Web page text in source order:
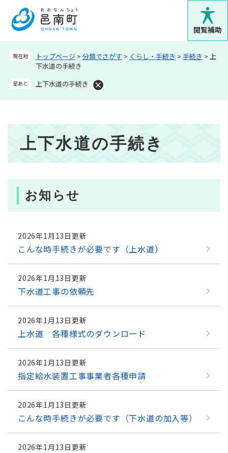
メニューを飛ばして本文へ
閲覧補助
現在地 トップページ > 分類でさがす > くらし・手続き > 手続き > 上
下水道の手続き
足あと 上下水道の手続き
上下水道の手続き
お知らせ
2026年1月13日更新
こんな時手続きが必要です（上水道）
2026年1月13日更新
下水道工事の依頼先
2026年1月13日更新
上水道 各種様式のダウンロード
2026年1月13日更新
指定給水装置工事事業者各種申請
2026年1月13日更新
こんな時手続きが必要です（下水道の加入等）
2026年1月13日更新